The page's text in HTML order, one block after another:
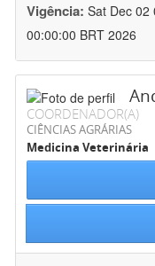
Vigência: Sat Dec 02
00:00:00 BRT 2026
COORDENADOR(A)
CIÊNCIAS AGRÁRIAS
Medicina Veterinária